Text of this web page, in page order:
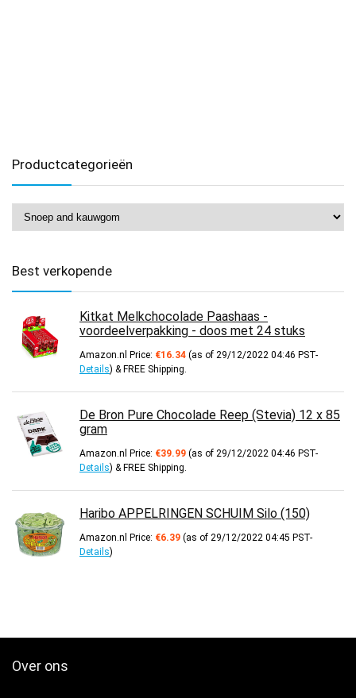
Productcategorieën
Best verkopende
Kitkat Melkchocolade Paashaas -
voordeelverpakking - doos met 24 stuks
Amazon.nl Price: €16.34 (as of 29/12/2022 04:46 PST-
Details) & FREE Shipping
De Bron Pure Chocolade Reep (Stevia) 12 x 85
gram
Amazon.nl Price: €39.99 (as of 29/12/2022 04:46 PST-
Details) & FREE Shipping
Haribo APPELRINGEN SCHUIM Silo (150)
Amazon.nl Price: €6.39 (as of 29/12/2022 04:45 PST-
Details)
Over ons